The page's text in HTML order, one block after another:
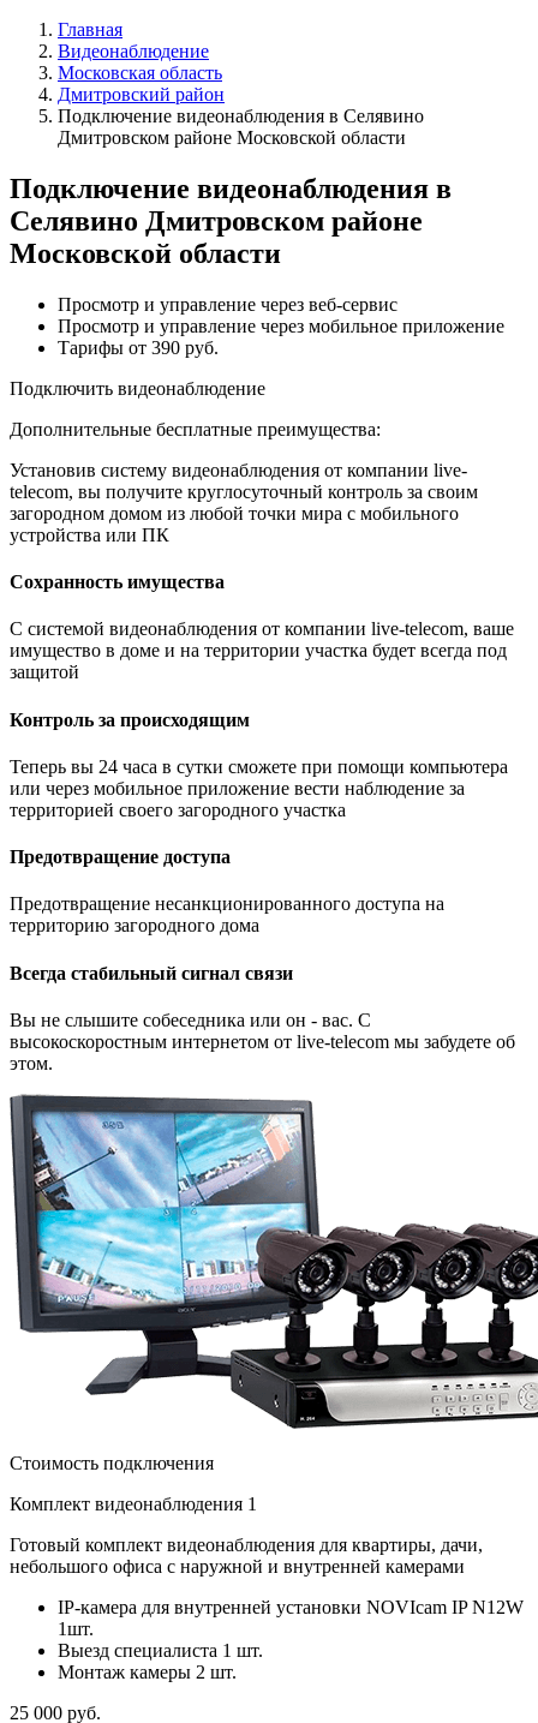
Главная
Видеонаблюдение
Московская область
Дмитровский район
Подключение видеонаблюдения в Селявино
Дмитровском районе Московской области
Подключение видеонаблюдения в
Селявино Дмитровском районе
Московской области
Просмотр и управление через веб-сервис
Просмотр и управление через мобильное приложение
Тарифы от 390 руб.
Подключить видеонаблюдение
Дополнительные бесплатные преимущества:
Установив систему видеонаблюдения от компании live-
telecom, вы получите круглосуточный контроль за своим
загородном домом из любой точки мира с мобильного
устройства или ПК
Сохранность имущества
С системой видеонаблюдения от компании live-telecom, ваше
имущество в доме и на территории участка будет всегда под
защитой
Контроль за происходящим
Теперь вы 24 часа в сутки сможете при помощи компьютера
или через мобильное приложение вести наблюдение за
территорией своего загородного участка
Предотвращение доступа
Предотвращение несанкционированного доступа на
территорию загородного дома
Всегда стабильный сигнал связи
Вы не слышите собеседника или он - вас. С
высокоскоростным интернетом от live-telecom мы забудете об
этом.
Стоимость подключения
Комплект видеонаблюдения 1
Готовый комплект видеонаблюдения для квартиры, дачи,
небольшого офиса с наружной и внутренней камерами
IP-камера для внутренней установки NOVIcam IP N12W
1шт.
Выезд специалиста 1 шт.
Монтаж камеры 2 шт.
25 000 руб.